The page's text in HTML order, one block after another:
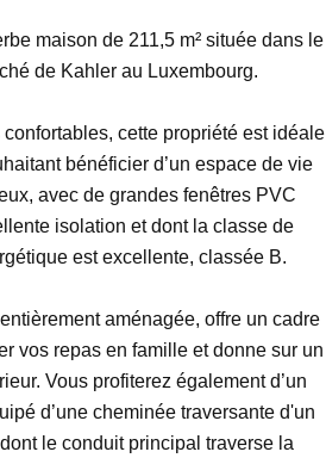
maison de 211,5 m² située dans le
de Kahler au Luxembourg.
cette propriété est idéale
bénéficier d’un espace de vie
avec de grandes fenêtres PVC
isolation et dont la classe de
est excellente, classée B.
aménagée, offre un cadre
vos repas en famille et donne sur un
Vous profiterez également d’un
d’une cheminée traversante d'un
le conduit principal traverse la